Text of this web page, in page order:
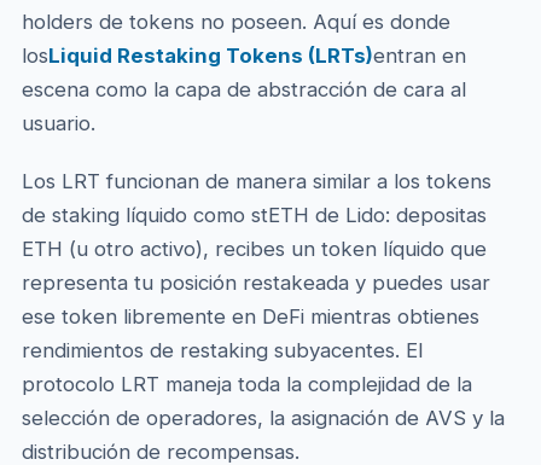
holders de tokens no poseen. Aquí es donde
losLiquid Restaking Tokens (LRTs)entran en
escena como la capa de abstracción de cara al
usuario.
Los LRT funcionan de manera similar a los tokens
de staking líquido como stETH de Lido: depositas
ETH (u otro activo), recibes un token líquido que
representa tu posición restakeada y puedes usar
ese token libremente en DeFi mientras obtienes
rendimientos de restaking subyacentes. El
protocolo LRT maneja toda la complejidad de la
selección de operadores, la asignación de AVS y la
distribución de recompensas.